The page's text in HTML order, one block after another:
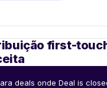
first-
deals onde Deal is